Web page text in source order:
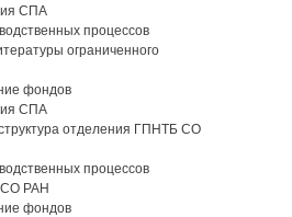
СПА
процессов
ограниченного
фондов
СПА
отделения ГПНТБ СО
процессов
РАН
фондов